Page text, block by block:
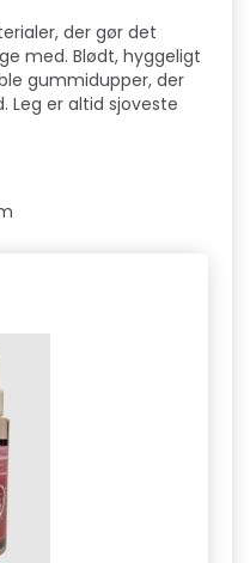
der gør det
med. Blødt, hyggeligt
gummidupper, der
er altid sjoveste